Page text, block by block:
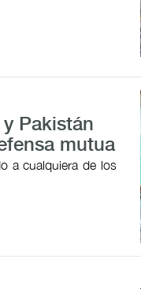
Pakistán
mutua
a cualquiera de los